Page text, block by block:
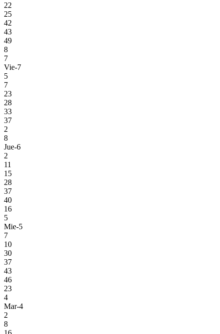
22
25
42
43
49
8
7
Vie-7
5
7
23
28
33
37
2
8
Jue-6
2
11
15
28
37
40
16
5
Mie-5
7
10
30
37
43
46
23
4
Mar-4
2
8